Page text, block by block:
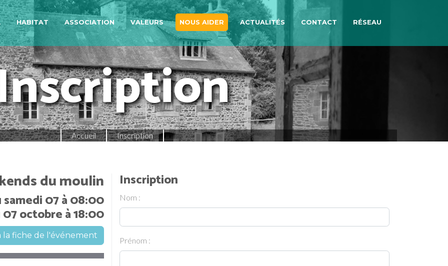
HABITAT ASSOCIATION VALEURS NOUS AIDER ACTUALITÉS CONTACT RÉSEAU
Accueil Inscription
du moulin
samedi 07 à 08:00
07 octobre à 18:00
la fiche de l'événement
Inscription
Nom :
Prénom :